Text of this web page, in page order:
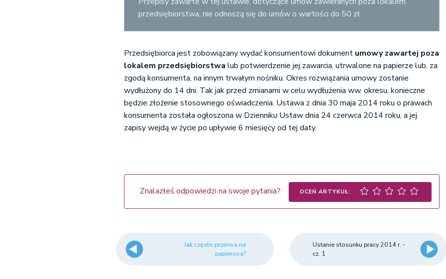
przedsiębiorstwa, nie odnoszą się do umów o wartości do 50 zł.
Przedsiębiorca jest zobowiązany wydać konsumentowi dokument umowy zawartej poza
lokalem przedsiębiorstwa lub potwierdzenie jej zawarcia, utrwalone na papierze lub, za
zgodą konsumenta, na innym trwałym nośniku. Okres rozwiązania umowy zostanie
wydłużony do 14 dni. Tak jak przed zmianami w celu wydłużenia ww. okresu, konieczne
będzie złożenie stosownego oświadczenia. Ustawa z dnia 30 maja 2014 roku o prawach
konsumenta została ogłoszona w Dzienniku Ustaw dnia 24 czerwca 2014 roku, a jej
zapisy wejdą w życie po upływie 6 miesięcy od tej daty.
Znalazłeś odpowiedzi na swoje pytania? OCEŃ ARTYKUŁ:
Jak często przerwa na
papierosa?
Ustanie stosunku pracy 2014 r. -
cz. 1